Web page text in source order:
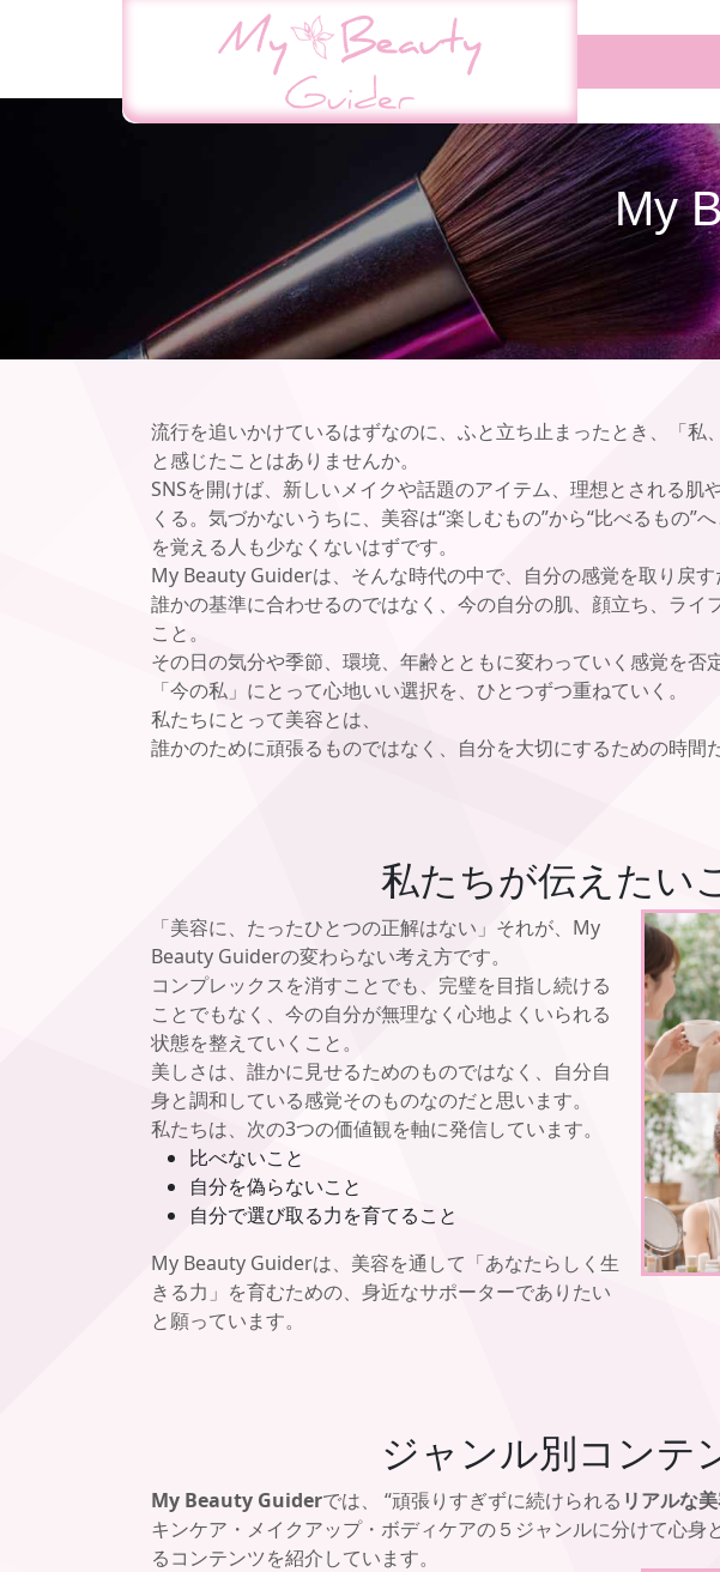
My
流行を追いかけているはずなのに、ふと立ち止まったとき、「私
と感じたことはありませんか。
SNSを開けば、新しいメイクや話題のアイテム、理想とされる肌
くる。気づかないうちに、美容は“楽しむもの”から“比べるもの”
を覚える人も少なくないはずです。
My Beauty Guiderは、そんな時代の中で、自分の感覚を取り戻
誰かの基準に合わせるのではなく、今の自分の肌、顔立ち、ライ
こと。
その日の気分や季節、環境、年齢とともに変わっていく感覚を否定
「今の私」にとって心地いい選択を、ひとつずつ重ねていく。
私たちにとって美容とは、
誰かのために頑張るものではなく、自分を大切にするための時間
私たちが伝えたい
「美容に、たったひとつの正解はない」それが、My
Beauty Guiderの変わらない考え方です。
コンプレックスを消すことでも、完璧を目指し続ける
ことでもなく、今の自分が無理なく心地よくいられる
状態を整えていくこと。
美しさは、誰かに見せるためのものではなく、自分自
身と調和している感覚そのものなのだと思います。
私たちは、次の3つの価値観を軸に発信しています。
比べないこと
自分を偽らないこと
自分で選び取る力を育てること
My Beauty Guiderは、美容を通して「あなたらしく生
きる力」を育むための、身近なサポーターでありたい
と願っています。
ジャンル別コンテ
My Beauty Guiderでは、 “頑張りすぎずに続けられる リアルな
キンケア・メイクアップ・ボディケアの５ジャンルに分けて心身
るコンテンツを紹介しています。